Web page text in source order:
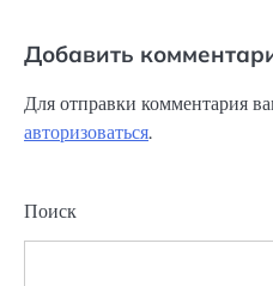
Добавить
Для отправки комментария
авторизоваться.
Поиск